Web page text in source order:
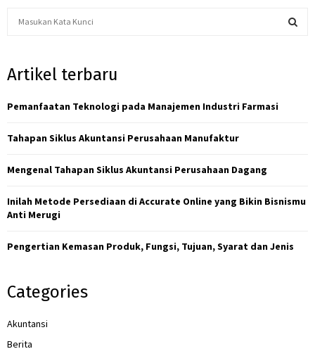
c
f
r
Artikel terbaru
Pemanfaatan Teknologi pada Manajemen Industri Farmasi
Tahapan Siklus Akuntansi Perusahaan Manufaktur
Mengenal Tahapan Siklus Akuntansi Perusahaan Dagang
Inilah Metode Persediaan di Accurate Online yang Bikin Bisnismu
Anti Merugi
Pengertian Kemasan Produk, Fungsi, Tujuan, Syarat dan Jenis
Categories
Akuntansi
Berita